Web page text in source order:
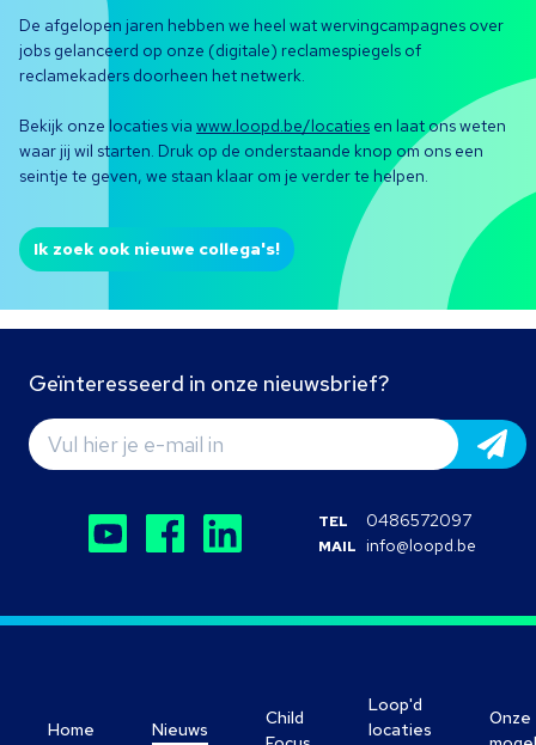
De afgelopen jaren hebben we heel wat wervingcampagnes over
jobs gelanceerd op onze (digitale) reclamespiegels of
reclamekaders doorheen het netwerk.
Bekijk onze locaties via www.loopd.be/locaties en laat ons weten
waar jij wil starten. Druk op de onderstaande knop om ons een
seintje te geven, we staan klaar om je verder te helpen.
Ik zoek ook nieuwe collega's!
Geïnteresseerd in onze nieuwsbrief?
TEL 0486572097
MAIL info@loopd.be
Home Nieuws
Child
Loop'd
locaties
Onze